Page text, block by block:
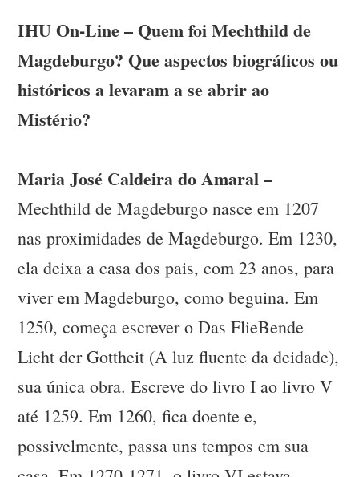
IHU On-Line – Quem foi Mechthild de
Magdeburgo? Que aspectos biográficos ou
históricos a levaram a se abrir ao
Mistério?
Maria José Caldeira do Amaral –
Mechthild de Magdeburgo nasce em 1207
nas proximidades de Magdeburgo. Em 1230,
ela deixa a casa dos pais, com 23 anos, para
viver em Magdeburgo, como beguina. Em
1250, começa escrever o Das FlieBende
Licht der Gottheit (A luz fluente da deidade),
sua única obra. Escreve do livro I ao livro V
até 1259. Em 1260, fica doente e,
possivelmente, passa uns tempos em sua